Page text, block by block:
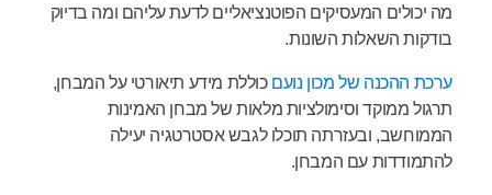
מה יכולים המעסיקים הפוטנציאליים לדעת עליהם ומה בדיוק
בודקות השאלות השונות.
ערכת ההכנה של מכון נועם כוללת מידע תיאורטי על המבחן,
תרגול ממוקד וסימולציות מלאות של מבחן האמינות
הממוחשב, ובעזרתה תוכלו לגבש אסטרטגיה יעילה
להתמודדות עם המבחן.